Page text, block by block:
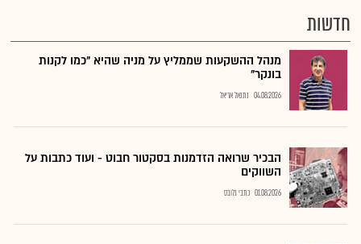
חדשות
מנהל ההשקעות שממליץ על מניה שהיא "כמו לקנות
בונקר"
04.08.2026 נתנאל אריאל
הבכיר שרואה הזדמנות בסקטור חבוט - ועוד כתבות על
השווקים
01.08.2026 כתבי גלובס